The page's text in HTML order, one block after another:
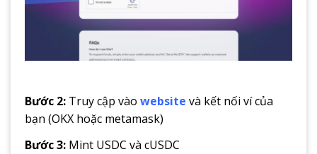
Bước 2: Truy cập vào website và kết nối ví của
bạn (OKX hoặc metamask)
Bước 3: Mint USDC và cUSDC